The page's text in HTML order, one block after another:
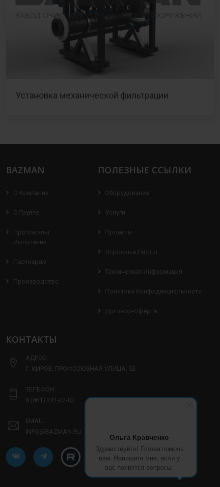
Ольга Кравченко
Здравствуйте! Готова помочь
вам. Напишите мне, если у
вас появятся вопросы.
Установка механической фильтрации
BAZMAN
О Компании
О Группе
Протоколы
Испытаний
Партнерам
Производство
ПОЛЕЗНЫЕ ССЫЛКИ
Оборудование
Услуги
Проекты
Опросные Листы
Техническая Информация
Политика Конфиденциальности
Договор-Оферта
КОНТАКТЫ
АДРЕС:
Г. КИРОВ, ПРОФСОЮЗНАЯ УЛИЦА, 52
ТЕЛЕФОН:
8 (861) 241-02-03
EMAIL:
INFO@BAZMAN.RU